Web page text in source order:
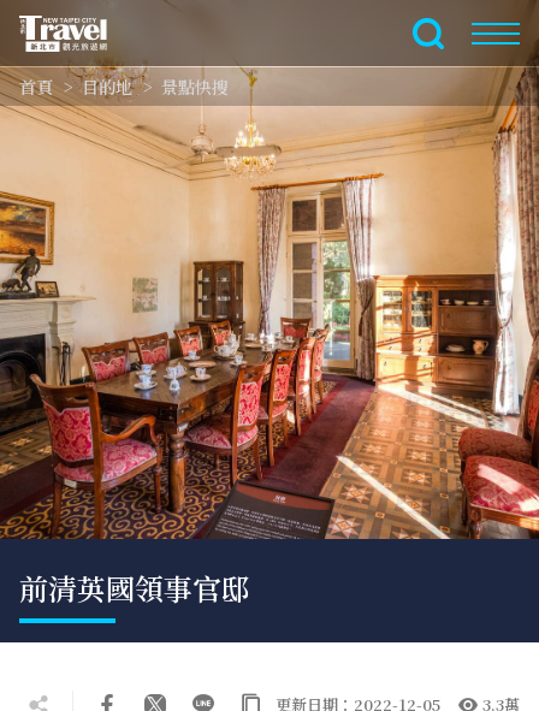
主
要
區
塊
全文檢索
首頁 目的地 景點快搜
前清英國領事官邸
更新日期：2022-12-05 3.3萬